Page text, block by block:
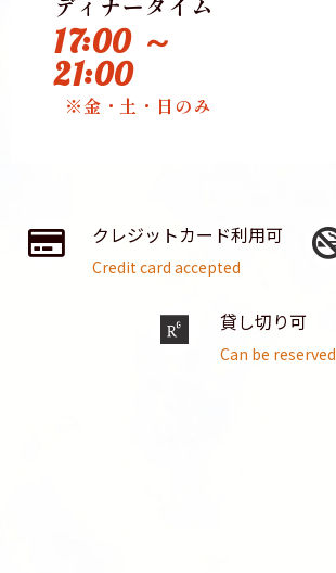
17:00 ～
21:00
※金・土・日のみ
クレジットカード利用可
Credit card accepted
貸し切り可
Can be reserved